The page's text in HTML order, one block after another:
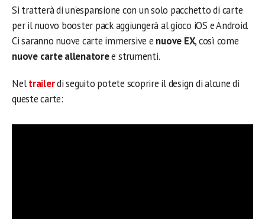
Si tratterà di un’espansione con un solo pacchetto di carte
per il nuovo booster pack aggiungerà al gioco iOS e Android.
Ci saranno nuove carte immersive e nuove EX, così come
nuove carte allenatoree strumenti.
Neltrailerdi seguito potete scoprire il design di alcune di
queste carte: